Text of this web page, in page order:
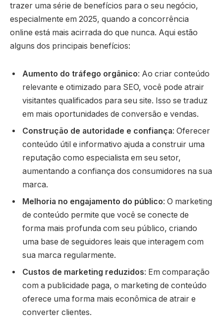
trazer uma série de benefícios para o seu negócio,
especialmente em 2025, quando a concorrência
online está mais acirrada do que nunca. Aqui estão
alguns dos principais benefícios:
Aumento do tráfego orgânico: Ao criar conteúdo
relevante e otimizado para SEO, você pode atrair
visitantes qualificados para seu site. Isso se traduz
em mais oportunidades de conversão e vendas.
Construção de autoridade e confiança: Oferecer
conteúdo útil e informativo ajuda a construir uma
reputação como especialista em seu setor,
aumentando a confiança dos consumidores na sua
marca.
Melhoria no engajamento do público: O marketing
de conteúdo permite que você se conecte de
forma mais profunda com seu público, criando
uma base de seguidores leais que interagem com
sua marca regularmente.
Custos de marketing reduzidos: Em comparação
com a publicidade paga, o marketing de conteúdo
oferece uma forma mais econômica de atrair e
converter clientes.